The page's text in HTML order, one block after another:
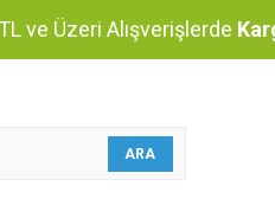
ve Üzeri Alışverişlerde
ARA